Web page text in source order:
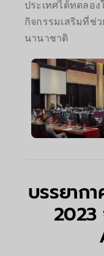
ประเทศได้ทดลอ
กิจกรรมเสริมที่ช่
นานาชาติ
บรรยาก
2023